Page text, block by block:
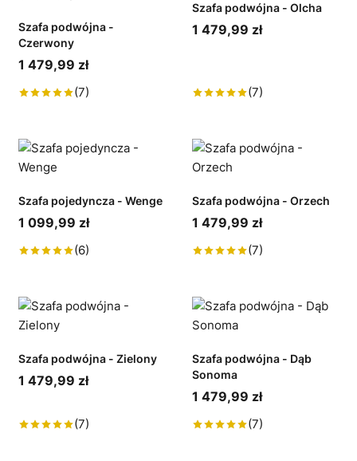
Szafa podwójna -
Czerwony
1 479,99 zł
(7)
Szafa podwójna - Olcha
1 479,99 zł
(7)
Szafa pojedyncza - Wenge
1 099,99 zł
(6)
Szafa podwójna - Orzech
1 479,99 zł
(7)
Szafa podwójna - Zielony
1 479,99 zł
(7)
Szafa podwójna - Dąb
Sonoma
1 479,99 zł
(7)